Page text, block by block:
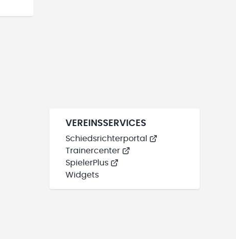
VEREINSSERVICES
Schiedsrichterportal
Trainercenter
SpielerPlus
Widgets